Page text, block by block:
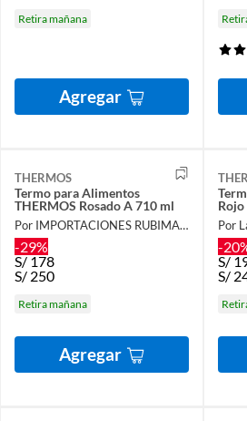
Retira mañana
Agregar
THERMOS
Termo para Alimentos
THERMOS Rosado A 710 ml
Por IMPORTACIONES RUBIMAR S.A.C.
-29%
S/ 178
S/ 250
Retira mañana
Agregar
Por
-
S/
S/